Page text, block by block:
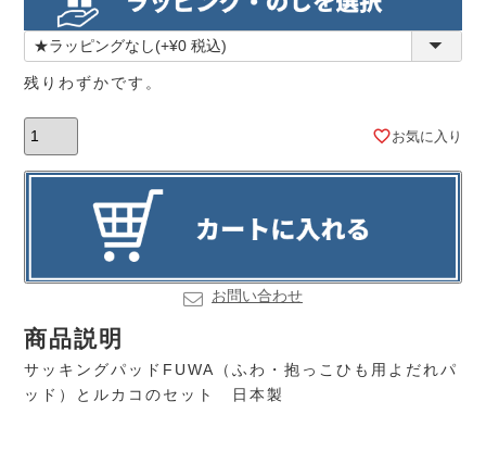
須)
残りわずかです。
お気に入り
お問い合わせ
商品説明
サッキングパッドFUWA（ふわ・抱っこひも用よだれパ
ッド）とルカコのセット 日本製